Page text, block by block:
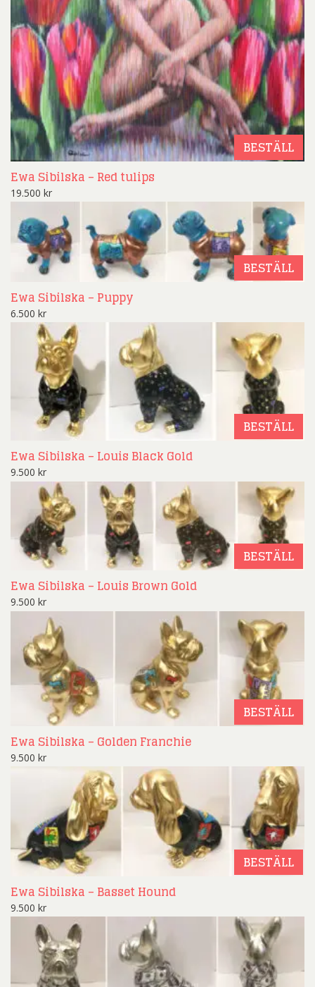
BESTÄLL
Ewa Sibilska – Red tulips
19.500 kr
BESTÄLL
Ewa Sibilska – Puppy
6.500 kr
BESTÄLL
Ewa Sibilska – Louis Black Gold
9.500 kr
BESTÄLL
Ewa Sibilska – Louis Brown Gold
9.500 kr
BESTÄLL
Ewa Sibilska – Golden Franchie
9.500 kr
BESTÄLL
Ewa Sibilska – Basset Hound
9.500 kr